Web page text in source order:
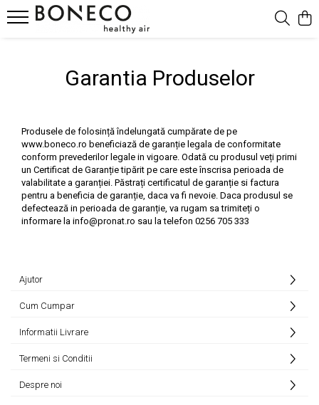
Purificatoare & Umidificatoare Hibrid
Umidificatoare Spălare Aer
Umidificatoare Steamer
Umidificatoare Ultrasonice
Purificatoare
Ventilatoare Air Shower
Garantia Produselor
Produsele de folosință îndelungată cumpărate de pe
www.boneco.ro beneficiază de garanție legala de conformitate
conform prevederilor legale in vigoare. Odată cu produsul veți primi
un Certificat de Garanție tipărit pe care este înscrisa perioada de
valabilitate a garanției. Păstrați certificatul de garanție si factura
pentru a beneficia de garanție, daca va fi nevoie. Daca produsul se
defectează in perioada de garanție, va rugam sa trimiteți o
informare la info@pronat.ro sau la telefon 0256 705 333
Ajutor
Cum Cumpar
Informatii Livrare
Termeni si Conditii
Despre noi